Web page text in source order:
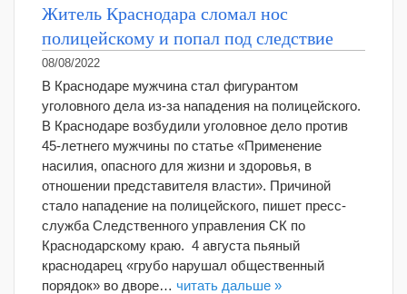
Житель Краснодара сломал нос
полицейскому и попал под следствие
08/08/2022
В Краснодаре мужчина стал фигурантом
уголовного дела из-за нападения на полицейского.
В Краснодаре возбудили уголовное дело против
45-летнего мужчины по статье «Применение
насилия, опасного для жизни и здоровья, в
отношении представителя власти». Причиной
стало нападение на полицейского, пишет пресс-
служба Следственного управления СК по
Краснодарскому краю. 4 августа пьяный
краснодарец «грубо нарушал общественный
порядок» во дворе… читать дальше »